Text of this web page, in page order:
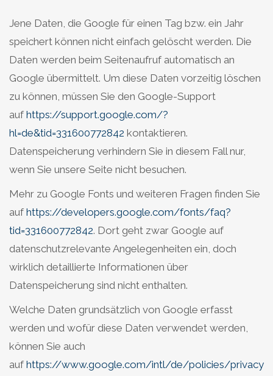
Jene Daten, die Google für einen Tag bzw. ein Jahr
speichert können nicht einfach gelöscht werden. Die
Daten werden beim Seitenaufruf automatisch an
Google übermittelt. Um diese Daten vorzeitig löschen
zu können, müssen Sie den Google-Support
auf https://support.google.com/?
hl=de&tid=331600772842 kontaktieren.
Datenspeicherung verhindern Sie in diesem Fall nur,
wenn Sie unsere Seite nicht besuchen.
Mehr zu Google Fonts und weiteren Fragen finden Sie
auf https://developers.google.com/fonts/faq?
tid=331600772842. Dort geht zwar Google auf
datenschutzrelevante Angelegenheiten ein, doch
wirklich detaillierte Informationen über
Datenspeicherung sind nicht enthalten.
Welche Daten grundsätzlich von Google erfasst
werden und wofür diese Daten verwendet werden,
können Sie auch
auf https://www.google.com/intl/de/policies/privacy